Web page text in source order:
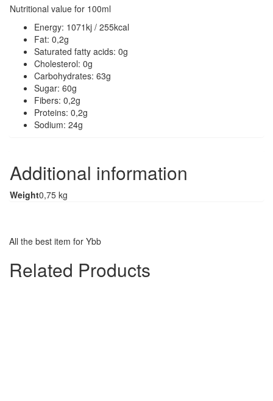
Nutritional value for 100ml
Energy: 1071kj / 255kcal
Fat: 0,2g
Saturated fatty acids: 0g
Cholesterol: 0g
Carbohydrates: 63g
Sugar: 60g
Fibers: 0,2g
Proteins: 0,2g
Sodium: 24g
Additional information
Weight0,75 kg
All the best item for Ybb
Related Products